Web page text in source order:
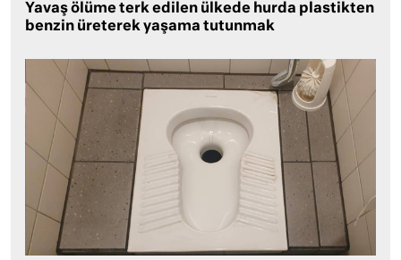
Yavaş ölüme terk edilen ülkede hurda plastikten
benzin üreterek yaşama tutunmak